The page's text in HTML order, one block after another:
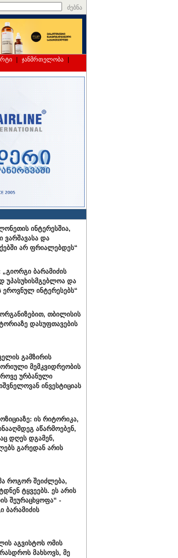
ძებნა
ჯანმრთელობა
ინტერესშია,
ვარშავასა და
არ ფრიალებდეს“
ბარამიძის
უპასუხისმგებლოა და
ეროვნულ ინტერესებს“
თბილისის
დასუფთავების
გამზირის
მემკვიდრეობის
ურბანული
ინვესტიციას
ის რიტორიკა,
აწარმოებენ,
დღეს დგამენ,
გარედან არის
როგორ შეიძლება,
ტყვეებს. ეს არის
შეურაცხყოფა“ -
ბარამიძის
აგვისტოს ომის
მახსოვს, მე